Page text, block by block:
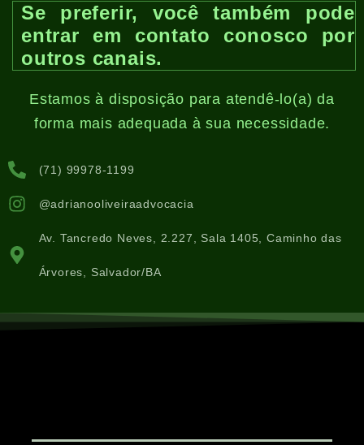
Se preferir, você também pode
entrar em contato conosco por
outros canais.
Estamos à disposição para atendê-lo(a) da
forma mais adequada à sua necessidade.
(71) 99978-1199
@adrianooliveiraadvocacia
Av. Tancredo Neves, 2.227, Sala 1405, Caminho das
Árvores, Salvador/BA